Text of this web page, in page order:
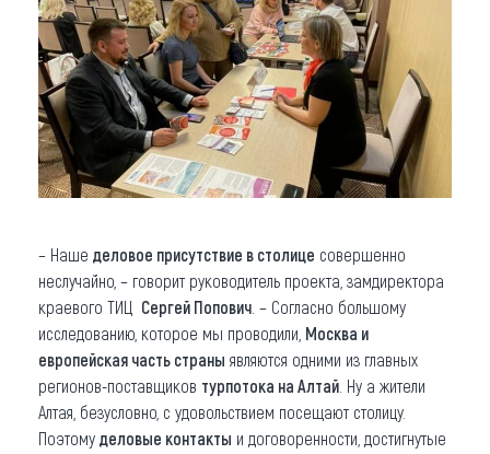
– Наше деловое присутствие в столице совершенно
неслучайно, – говорит руководитель проекта, замдиректора
краевого ТИЦ Сергей Попович . – Согласно большому
исследованию, которое мы проводили, Москва и
европейская часть страны являются одними из главных
регионов-поставщиков турпотока на Алтай . Ну а жители
Алтая, безусловно, с удовольствием посещают столицу.
Поэтому деловые контакты и договоренности, достигнутые